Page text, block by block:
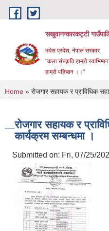
Skip to main content
सखुवानन्कारकट्टी
मधेस प्रदेश, नेपाल सरकार
"कला संस्कृति हाम्रो
हाम्रो पहिचान ।।"
You are here
Home » रोजगार सहायक र प्राविधिक
रोजगार सहायक र
कार्यक्रम सम्बन्धमा ।
Submitted on: Fri, 07/25/